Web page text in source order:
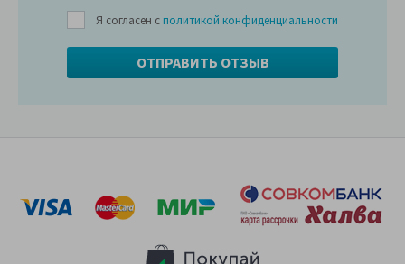
Я согласен с политикой конфиденциальности